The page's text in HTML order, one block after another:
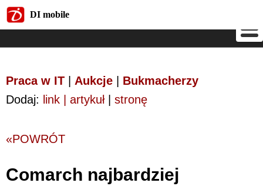
DI mobile
Praca w IT Aukcje
Bukmacherzy
Dodaj: link | artykuł| stronę
«POWRÓT
Comarch najbardziej
DI mobile